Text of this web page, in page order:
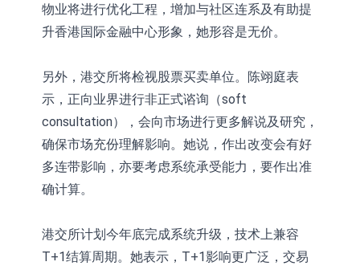
物业将进行优化工程，增加与社区连系及有助提
升香港国际金融中心形象，她形容是无价。
另外，港交所将检视股票买卖单位。陈翊庭表
示，正向业界进行非正式谘询（soft
consultation），会向市场进行更多解说及研究，
确保市场充份理解影响。她说，作出改变会有好
多连带影响，亦要考虑系统承受能力，要作出准
确计算。
港交所计划今年底完成系统升级，技术上兼容
T+1结算周期。她表示，T+1影响更广泛，交易